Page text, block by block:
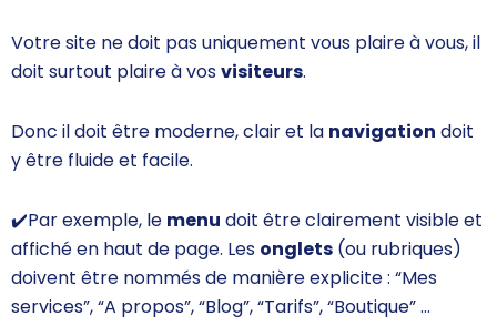
Votre site ne doit pas uniquement vous plaire à vous, il
doit surtout plaire à vosvisiteurs.
Donc il doit être moderne, clair et la navigation doit
y être fluide et facile.
✔️Par exemple, le menu doit être clairement visible et
affiché en haut de page. Les onglets (ou rubriques)
doivent être nommés de manière explicite : “Mes
services”, “A propos”, “Blog”, “Tarifs”, “Boutique” …